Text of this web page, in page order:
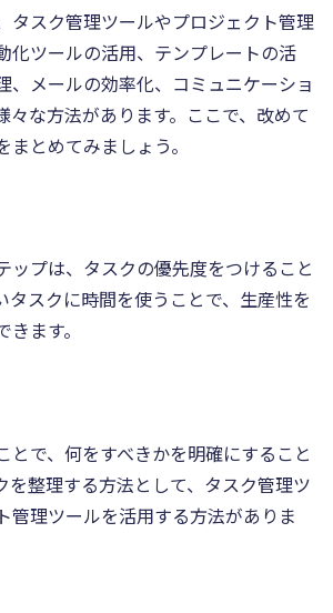
タスク管理ツールやプロジェクト管理
化ツールの活用、テンプレートの活
、メールの効率化、コミュニケーショ
々な方法があります。ここで、改めて
とめてみましょう。
ップは、タスクの優先度をつけること
タスクに時間を使うことで、生産性を
ます。
とで、何をすべきかを明確にすること
を整理する方法として、タスク管理ツ
管理ツールを活用する方法がありま